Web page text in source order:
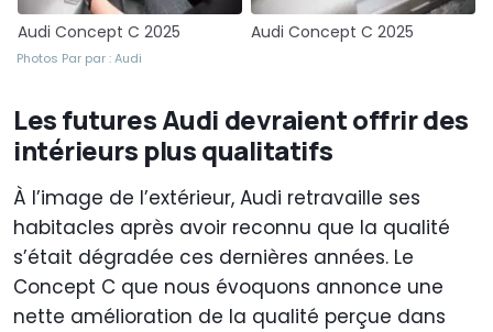
Audi Concept C 2025 Audi Concept C 2025
Photos Par par : Audi
Les futures Audi devraient offrir des
intérieurs plus qualitatifs
À l’image de l’extérieur, Audi retravaille ses
habitacles après avoir reconnu que la qualité
s’était dégradée ces dernières années. Le
Concept C que nous évoquons annonce une
nette amélioration de la qualité perçue dans